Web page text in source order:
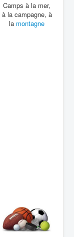
Camps à la mer,
à la campagne, à
la montagne